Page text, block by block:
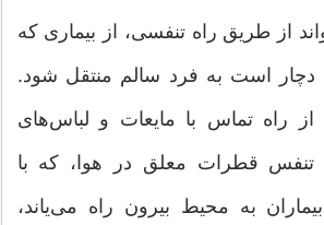
از طریق راه تنفسی، از بیماری که
دچار است به فرد سالم منتقل شود.
از راه تماس با مایعات و لباس‌های
تنفس قطرات معلق در هوا، که با
به محیط بیرون راه می‌یاند،